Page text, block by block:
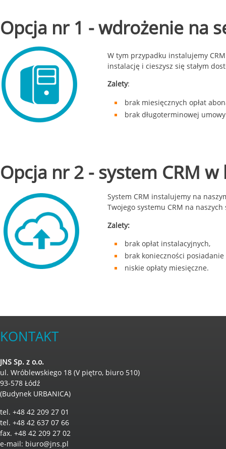
Opcja nr 1 - wdrożenie na
W tym przypadku instalujemy
instalację i cieszysz się stałym
Zalety:
brak miesięcznych opłat
brak długoterminowej
Opcja nr 2 - system CRM
System CRM instalujemy na
Twojego systemu CRM na
Zalety:
brak opłat instalacyjnych,
brak konieczności posiadanie
niskie opłaty miesięczne.
KONTAKT
JNS Sp. z o.o.
ul. Wróblewskiego 18 (V piętro, biuro 510)
93-578 Łódź
(Budynek URBANICA)
tel. +48 42 209 27 01
tel. +48 42 637 07 66
fax. +48 42 209 27 02
e-mail: biuro@jns.pl